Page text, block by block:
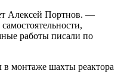
Алексей Портнов. —
работы писали по
монтаже шахты реактора